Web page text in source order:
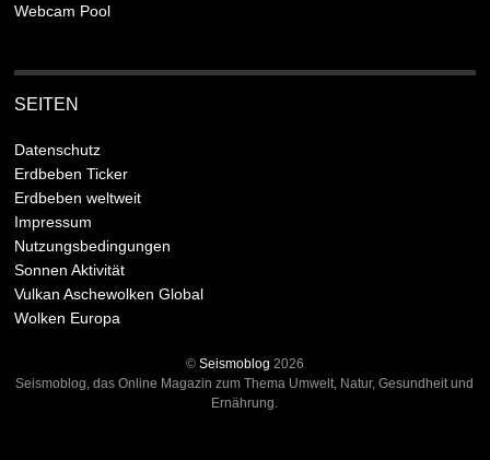
Webcam Pool
SEITEN
Datenschutz
Erdbeben Ticker
Erdbeben weltweit
Impressum
Nutzungsbedingungen
Sonnen Aktivität
Vulkan Aschewolken Global
Wolken Europa
© Seismoblog 2026
Seismoblog, das Online Magazin zum Thema Umwelt, Natur, Gesundheit und
Ernährung.